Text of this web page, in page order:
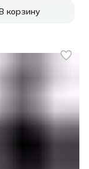
корзину